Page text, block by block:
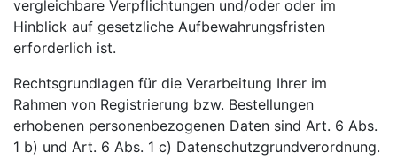
vergleichbare Verpflichtungen und/oder oder im
Hinblick auf gesetzliche Aufbewahrungsfristen
erforderlich ist.
Rechtsgrundlagen für die Verarbeitung Ihrer im
Rahmen von Registrierung bzw. Bestellungen
erhobenen personenbezogenen Daten sind Art. 6 Abs.
1 b) und Art. 6 Abs. 1 c) Datenschutzgrundverordnung.